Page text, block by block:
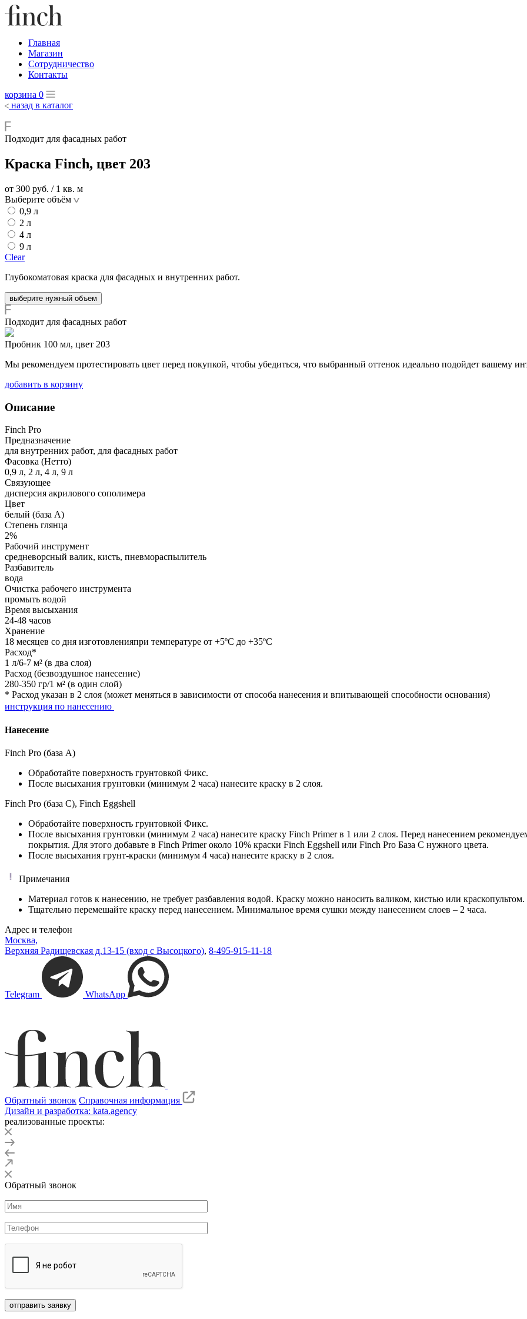
Главная
Магазин
Сотрудничество
Контакты
корзина 0
назад в каталог
Подходит для фасадных работ
Краска Finch, цвет 203
от 300 руб. / 1 кв. м
Выберите объём
0,9 л
2 л
4 л
9 л
Clear
Глубокоматовая краска для фасадных и внутренних работ.
выберите нужный объем
Подходит для фасадных работ
Пробник 100 мл, цвет 203
Мы рекомендуем протестировать цвет перед покупкой, чтобы убедиться, что выбранный оттенок идеально подойдет вашему
добавить в корзину
Описание
Finch Pro
Предназначение
для внутренних работ, для фасадных работ
Фасовка (Нетто)
0,9 л, 2 л, 4 л, 9 л
Связующее
дисперсия акрилового сополимера
Цвет
белый (база А)
Степень глянца
2%
Рабочий инструмент
средневорсный валик, кисть, пневмораспылитель
Разбавитель
вода
Очистка рабочего инструмента
промыть водой
Время высыхания
24-48 часов
Хранение
18 месяцев со дня изготовленияпри температуре от +5ºС до +35ºС
Расход*
1 л/6-7 м² (в два слоя)
Расход (безвоздушное нанесение)
280-350 гр/1 м² (в один слой)
* Расход указан в 2 слоя (может меняться в зависимости от способа нанесения и впитывающей способности основания)
инструкция по нанесению
Нанесение
Finch Pro (база А)
Обработайте поверхность грунтовкой Фикс.
После высыхания грунтовки (минимум 2 часа) нанесите краску в 2 слоя.
Finch Pro (база C), Finch Eggshell
Обработайте поверхность грунтовкой Фикс.
После высыхания грунтовки (минимум 2 часа) нанесите краску Finch Primer в 1 или 2 слоя. Перед нанесением
покрытия. Для этого добавьте в Finch Primer около 10% краски Finch Eggshell или Finch Pro База C нужного цвета.
После высыхания грунт-краски (минимум 4 часа) нанесите краску в 2 слоя.
Примечания
Материал готов к нанесению, не требует разбавления водой. Краску можно наносить валиком, кистью или краскопультом.
Тщательно перемешайте краску перед нанесением. Минимальное время сушки между нанесением слоев – 2 часа.
Адрес и телефон
Москва,
Верхняя Радищевская д.13-15 (вход с Высоцкого), 8-495-915-11-18
Telegram WhatsApp
Обратный звонок Справочная информация
Дизайн и разработка: kata.agency
реализованные проекты:
Обратный звонок